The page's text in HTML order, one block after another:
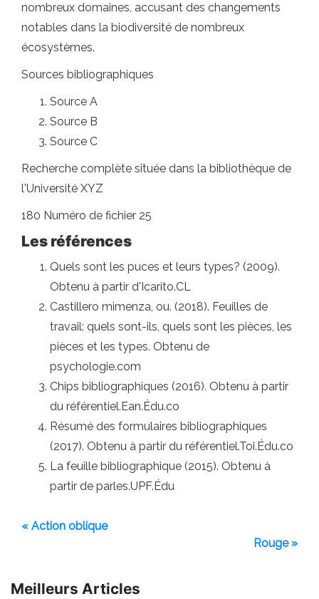
nombreux domaines, accusant des changements
notables dans la biodiversité de nombreux
écosystèmes.
Sources bibliographiques
Source A
Source B
Source C
Recherche complète située dans la bibliothèque de
l'Université XYZ
180 Numéro de fichier 25
Les références
Quels sont les puces et leurs types? (2009).
Obtenu à partir d'Icarito.CL
Castillero mimenza, ou. (2018). Feuilles de
travail: quels sont-ils, quels sont les pièces, les
pièces et les types. Obtenu de
psychologie.com
Chips bibliographiques (2016). Obtenu à partir
du référentiel.Ean.Édu.co
Résumé des formulaires bibliographiques
(2017). Obtenu à partir du référentiel.Toi.Édu.co
La feuille bibliographique (2015). Obtenu à
partir de parles.UPF.Édu
« Action oblique
Rouge »
Meilleurs Articles